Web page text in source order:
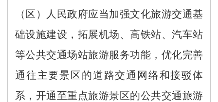
（区）
人民政府应当加强文化旅游交通基
础设施建设，拓展机场、 高铁站、汽车站
等公共交通场站旅游服务功能 ， 优化完善
通往主要景区的道路交通网络和接驳体
系， 开通至重点旅游景区的公共交通旅游